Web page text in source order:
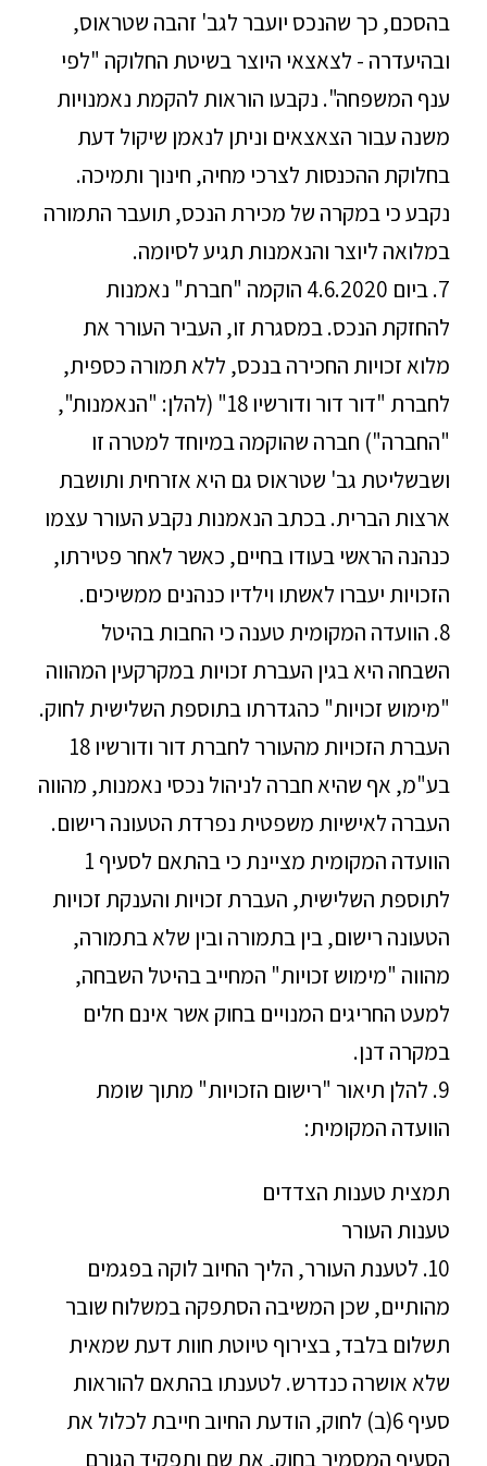
בהסכם, כך שהנכס יועבר לגב' זהבה שטראוס,
ובהיעדרה - לצאצאי היוצר בשיטת החלוקה "לפי
ענף המשפחה". נקבעו הוראות להקמת נאמנויות
משנה עבור הצאצאים וניתן לנאמן שיקול דעת
בחלוקת ההכנסות לצרכי מחיה, חינוך ותמיכה.
נקבע כי במקרה של מכירת הנכס, תועבר התמורה
במלואה ליוצר והנאמנות תגיע לסיומה.
7. ביום 4.6.2020 הוקמה "חברת" נאמנות
להחזקת הנכס. במסגרת זו, העביר העורר את
מלוא זכויות החכירה בנכס, ללא תמורה כספית,
לחברת "דור דור ודורשיו 18" (להלן: "הנאמנות",
"החברה") חברה שהוקמה במיוחד למטרה זו
ושבשליטת גב' שטראוס גם היא אזרחית ותושבת
ארצות הברית. בכתב הנאמנות נקבע העורר עצמו
כנהנה הראשי בעודו בחיים, כאשר לאחר פטירתו,
הזכויות יעברו לאשתו וילדיו כנהנים ממשיכים.
8. הוועדה המקומית טענה כי החבות בהיטל
השבחה היא בגין העברת זכויות במקרקעין המהווה
"מימוש זכויות" כהגדרתו בתוספת השלישית לחוק.
העברת הזכויות מהעורר לחברת דור ודורשיו 18
בע"מ, אף שהיא חברה לניהול נכסי נאמנות, מהווה
העברה לאישיות משפטית נפרדת הטעונה רישום.
הוועדה המקומית מציינת כי בהתאם לסעיף 1
לתוספת השלישית, העברת זכויות והענקת זכויות
הטעונה רישום, בין בתמורה ובין שלא בתמורה,
מהווה "מימוש זכויות" המחייב בהיטל השבחה,
למעט החריגים המנויים בחוק אשר אינם חלים
במקרה דנן.
9. להלן תיאור "רישום הזכויות" מתוך שומת
הוועדה המקומית:
תמצית טענות הצדדים
טענות העורר
10. לטענת העורר, הליך החיוב לוקה בפגמים
מהותיים, שכן המשיבה הסתפקה במשלוח שובר
תשלום בלבד, בצירוף טיוטת חוות דעת שמאית
שלא אושרה כנדרש. לטענתו בהתאם להוראות
סעיף 6(ב) לחוק, הודעת החיוב חייבת לכלול את
הסעיף המסמיך בחוק, את שם ותפקיד הגורם